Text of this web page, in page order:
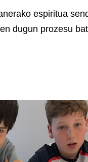
espiritua
dugun prozesu